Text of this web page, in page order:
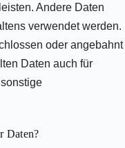
Andere Daten
verwendet werden.
oder angebahnt
Daten auch für
Daten?